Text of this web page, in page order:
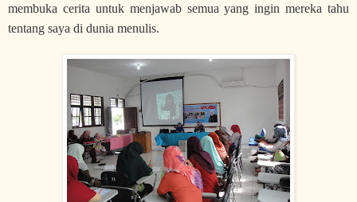
membuka cerita untuk menjawab semua yang ingin mereka tahu
tentang saya di dunia menulis.